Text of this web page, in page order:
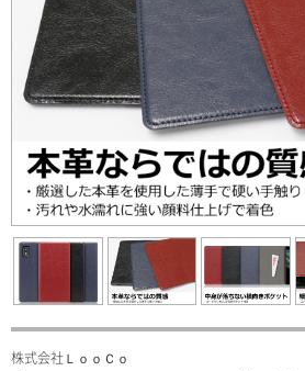
株式会社ＬｏｏＣｏ